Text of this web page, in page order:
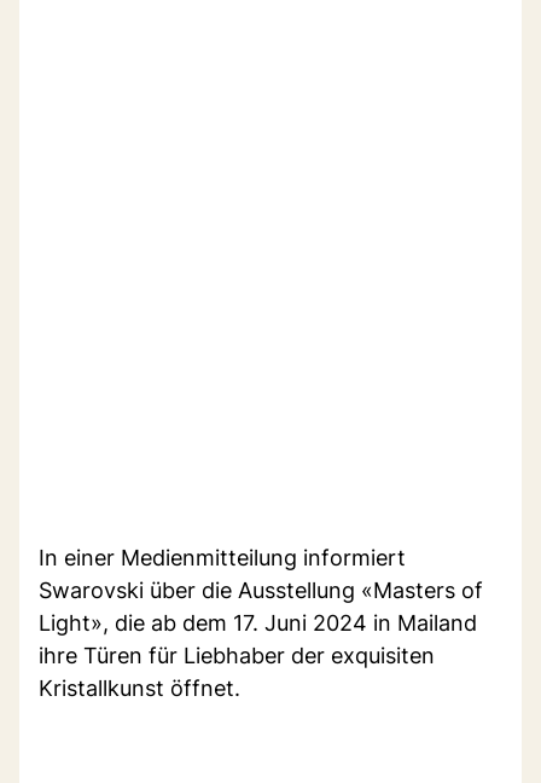
In einer Medienmitteilung informiert
Swarovski über die Ausstellung «Masters of
Light», die ab dem 17. Juni 2024 in Mailand
ihre Türen für Liebhaber der exquisiten
Kristallkunst öffnet.